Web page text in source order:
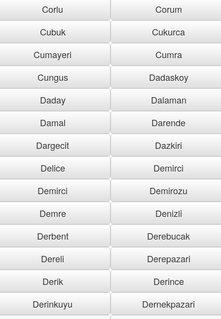
Corlu
Corum
Cubuk
Cukurca
Cumayeri
Cumra
Cungus
Dadaskoy
Daday
Dalaman
Damal
Darende
Dargecit
Dazkiri
Delice
Demirci
Demirci
Demirozu
Demre
Denizli
Derbent
Derebucak
Dereli
Derepazari
Derik
Derince
Derinkuyu
Dernekpazari